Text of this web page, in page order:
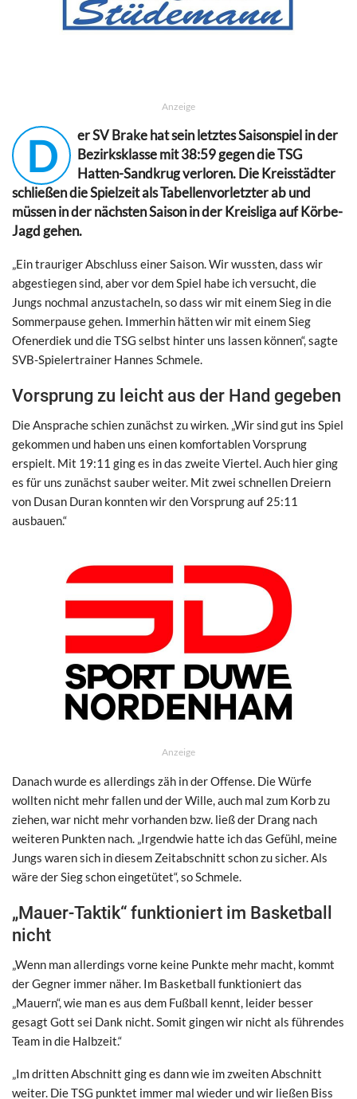
Anzeige
D
er SV Brake hat sein letztes Saisonspiel in der
Bezirksklasse mit 38:59 gegen die TSG
Hatten-Sandkrug verloren. Die Kreisstädter
schließen die Spielzeit als Tabellenvorletzter ab und
müssen in der nächsten Saison in der Kreisliga auf Körbe-
Jagd gehen.
„Ein trauriger Abschluss einer Saison. Wir wussten, dass wir
abgestiegen sind, aber vor dem Spiel habe ich versucht, die
Jungs nochmal anzustacheln, so dass wir mit einem Sieg in die
Sommerpause gehen. Immerhin hätten wir mit einem Sieg
Ofenerdiek und die TSG selbst hinter uns lassen können“, sagte
SVB-Spielertrainer Hannes Schmele.
Vorsprung zu leicht aus der Hand gegeben
Die Ansprache schien zunächst zu wirken. „Wir sind gut ins Spiel
gekommen und haben uns einen komfortablen Vorsprung
erspielt. Mit 19:11 ging es in das zweite Viertel. Auch hier ging
es für uns zunächst sauber weiter. Mit zwei schnellen Dreiern
von Dusan Duran konnten wir den Vorsprung auf 25:11
ausbauen.“
Anzeige
Danach wurde es allerdings zäh in der Offense. Die Würfe
wollten nicht mehr fallen und der Wille, auch mal zum Korb zu
ziehen, war nicht mehr vorhanden bzw. ließ der Drang nach
weiteren Punkten nach. „Irgendwie hatte ich das Gefühl, meine
Jungs waren sich in diesem Zeitabschnitt schon zu sicher. Als
wäre der Sieg schon eingetütet“, so Schmele.
„Mauer-Taktik“ funktioniert im Basketball
nicht
„Wenn man allerdings vorne keine Punkte mehr macht, kommt
der Gegner immer näher. Im Basketball funktioniert das
„Mauern“, wie man es aus dem Fußball kennt, leider besser
gesagt Gott sei Dank nicht. Somit gingen wir nicht als führendes
Team in die Halbzeit.“
„Im dritten Abschnitt ging es dann wie im zweiten Abschnitt
weiter. Die TSG punktet immer mal wieder und wir ließen Biss